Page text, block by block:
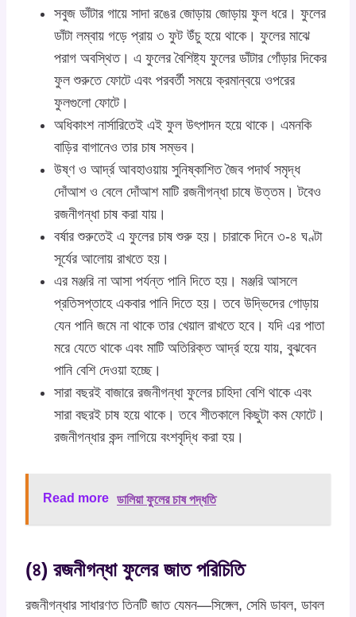
সবুজ ডাঁটার গায়ে সাদা রঙের জোড়ায় জোড়ায় ফুল ধরে। ফুলের
ডাঁটা লম্বায় গড়ে প্রায় ৩ ফুট উঁচু হয়ে থাকে। ফুলের মাঝে
পরাগ অবস্থিত। এ ফুলের বৈশিষ্ট্য ফুলের ডাঁটার গোঁড়ার দিকের
ফুল শুরুতে ফোটে এবং পরবর্তী সময়ে ক্রমান্বয়ে ওপরের
ফুলগুলো ফোটে।
অধিকাংশ নার্সারিতেই এই ফুল উৎপাদন হয়ে থাকে। এমনকি
বাড়ির বাগানেও তার চাষ সম্ভব।
উষ্ণ ও আর্দ্র আবহাওয়ায় সুনিষ্কাশিত জৈব পদার্থ সমৃদ্ধ
দোঁআশ ও বেলে দোঁআশ মাটি রজনীগন্ধা চাষে উত্তম। টবেও
রজনীগন্ধা চাষ করা যায়।
বর্ষার শুরুতেই এ ফুলের চাষ শুরু হয়। চারাকে দিনে ৩-৪ ঘণ্টা
সূর্যের আলোয় রাখতে হয়।
এর মঞ্জরি না আসা পর্যন্ত পানি দিতে হয়। মঞ্জরি আসলে
প্রতিসপ্তাহে একবার পানি দিতে হয়। তবে উদ্ভিদের গোড়ায়
যেন পানি জমে না থাকে তার খেয়াল রাখতে হবে। যদি এর পাতা
মরে যেতে থাকে এবং মাটি অতিরিক্ত আর্দ্র হয়ে যায়, বুঝবেন
পানি বেশি দেওয়া হচ্ছে।
সারা বছরই বাজারে রজনীগন্ধা ফুলের চাহিদা বেশি থাকে এবং
সারা বছরই চাষ হয়ে থাকে। তবে শীতকালে কিছুটা কম ফোটে।
রজনীগন্ধার কন্দ লাগিয়ে বংশবৃদ্ধি করা হয়।
Read more ডালিয়া ফুলের চাষ পদ্ধতি
(৪) রজনীগন্ধা ফুলের জাত পরিচিতি
রজনীগন্ধার সাধারণত তিনটি জাত যেমন—সিঙ্গেল, সেমি ডাবল, ডাবল